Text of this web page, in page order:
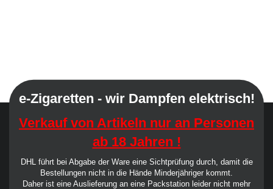
e-Zigaretten - wir Dampfen elektrisch!
Verkauf von Artikeln nur an Personen
ab 18 Jahren !
DHL führt bei Abgabe der Ware eine Sichtprüfung durch, damit die
Bestellungen nicht in die Hände Minderjähriger kommt.
Daher ist eine Auslieferung an eine Packstation leider nicht mehr